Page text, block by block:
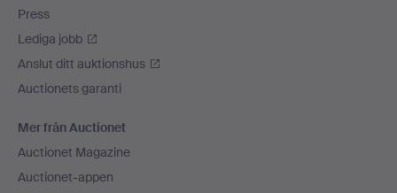
Press
Lediga jobb
Anslut ditt auktionshus
Auctionets garanti
Mer från Auctionet
Auctionet Magazine
Auctionet-appen